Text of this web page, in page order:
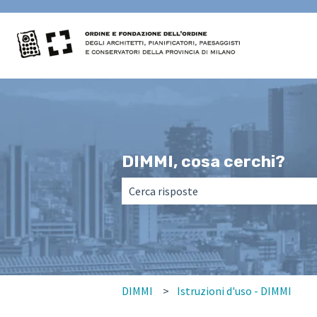
DIMMI, cosa cerchi?
Non sono presenti suggerimenti
DIMMI Istruzioni d'uso - DIMMI